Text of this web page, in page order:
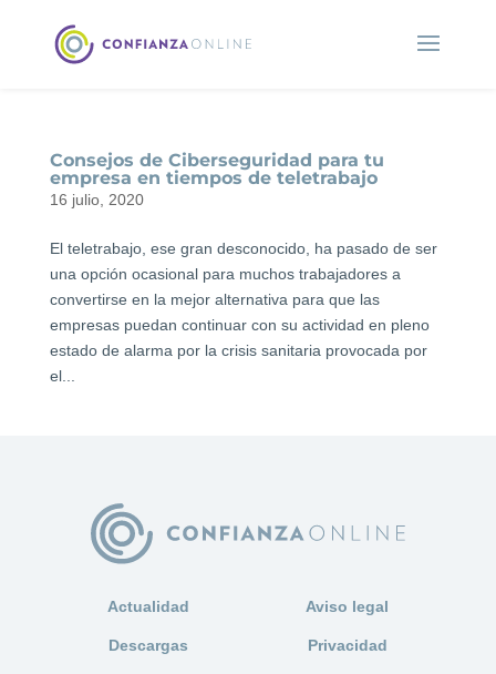
Consejos de Ciberseguridad para tu
empresa en tiempos de teletrabajo
16 julio, 2020
El teletrabajo, ese gran desconocido, ha pasado de ser
una opción ocasional para muchos trabajadores a
convertirse en la mejor alternativa para que las
empresas puedan continuar con su actividad en pleno
estado de alarma por la crisis sanitaria provocada por
el...
Actualidad
Descargas
Aviso legal
Privacidad